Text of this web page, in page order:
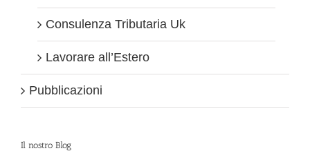
Consulenza Tributaria Uk
Lavorare all’Estero
Pubblicazioni
Il nostro Blog